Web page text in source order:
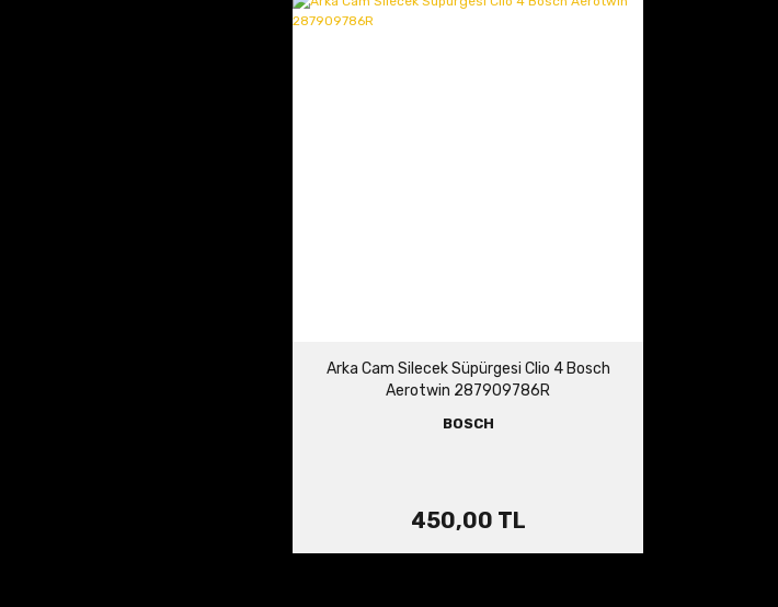
Arka Cam Silecek Süpürgesi Clio 4 Bosch
Aerotwin 287909786R
BOSCH
450,00 TL